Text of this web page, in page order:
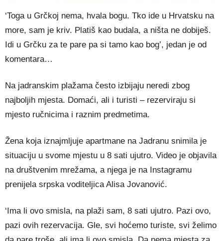
‘Toga u Grčkoj nema, hvala bogu. Tko ide u Hrvatsku na
more, sam je kriv. Platiš kao budala, a ništa ne dobiješ.
Idi u Grčku za te pare pa si tamo kao bog’, jedan je od
komentara…
Na jadranskim plažama često izbijaju neredi zbog
najboljih mjesta. Domaći, ali i turisti – rezerviraju si
mjesto ručnicima i raznim predmetima.
Žena koja iznajmljuje apartmane na Jadranu snimila je
situaciju u svome mjestu u 8 sati ujutro. Video je objavila
na društvenim mrežama, a njega je na Instagramu
prenijela srpska voditeljica Alisa Jovanović.
‘Ima li ovo smisla, na plaži sam, 8 sati ujutro. Pazi ovo,
pazi ovih rezervacija. Gle, svi hoćemo turiste, svi želimo